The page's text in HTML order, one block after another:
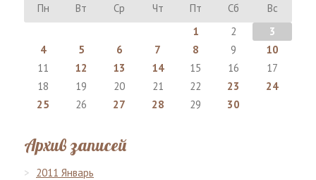
Пн Вт Ср Чт Пт Сб
Вс
1
2
3
4
5 6 7 8 9
10
11
12 13 14 15 16
17
18
19 20 21 22 23
24
25
26 27 28 29 30
Архив записей
2011 Январь